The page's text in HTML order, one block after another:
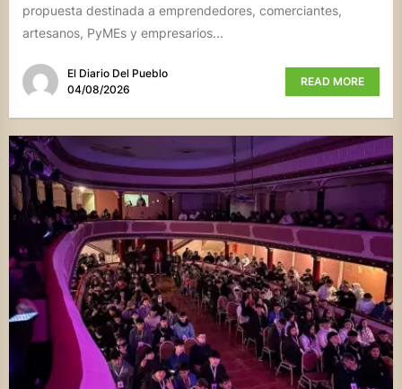
propuesta destinada a emprendedores, comerciantes,
artesanos, PyMEs y empresarios...
El Diario Del Pueblo
04/08/2026
READ MORE